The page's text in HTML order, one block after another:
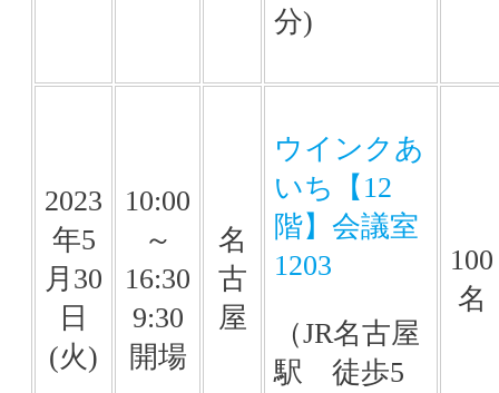
分)
2023
年5
月30
日
(火)
10:00
～
16:30
9:30
開場
名
古
屋
ウインクあ
いち【12
階】会議室
1203
（JR名古屋
駅 徒歩5
100
名